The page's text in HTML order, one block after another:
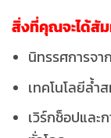
สิ่งที่คุณจะได้สั
นิทรรศการจา
เทคโนโลยีล้ำ
เวิร์กช็อปและ